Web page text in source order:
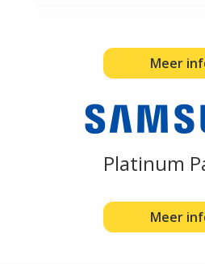
Meer
Platinum
Meer